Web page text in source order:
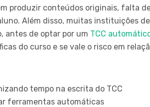
produzir conteúdos originais, falta
Além disso, muitas instituições
antes de optar por um TCC
do curso e se vale o risco em
tempo na escrita do TCC
ferramentas automáticas